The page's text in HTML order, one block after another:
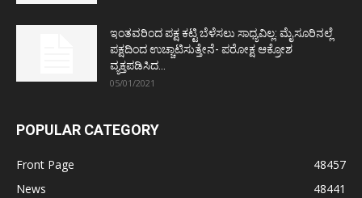
ಇಂತವರಿಂದ ಪಕ್ಷ ಕಟ್ಟಿ ಬೆಳೆಸಲು ಸಾಧ್ಯವಿಲ್ಲ: ಮೈಸೂರಿನಲ್ಲೆ
ಪಕ್ಷದಿಂದ ಉಚ್ಚಾಟಿಸುತ್ತೇನೆ- ಪರೋಕ್ಷ ಆಕ್ರೋಶ
ವ್ಯಕ್ತಪಡಿಸಿದ...
05/01/2021
POPULAR CATEGORY
Front Page
48457
News
48441